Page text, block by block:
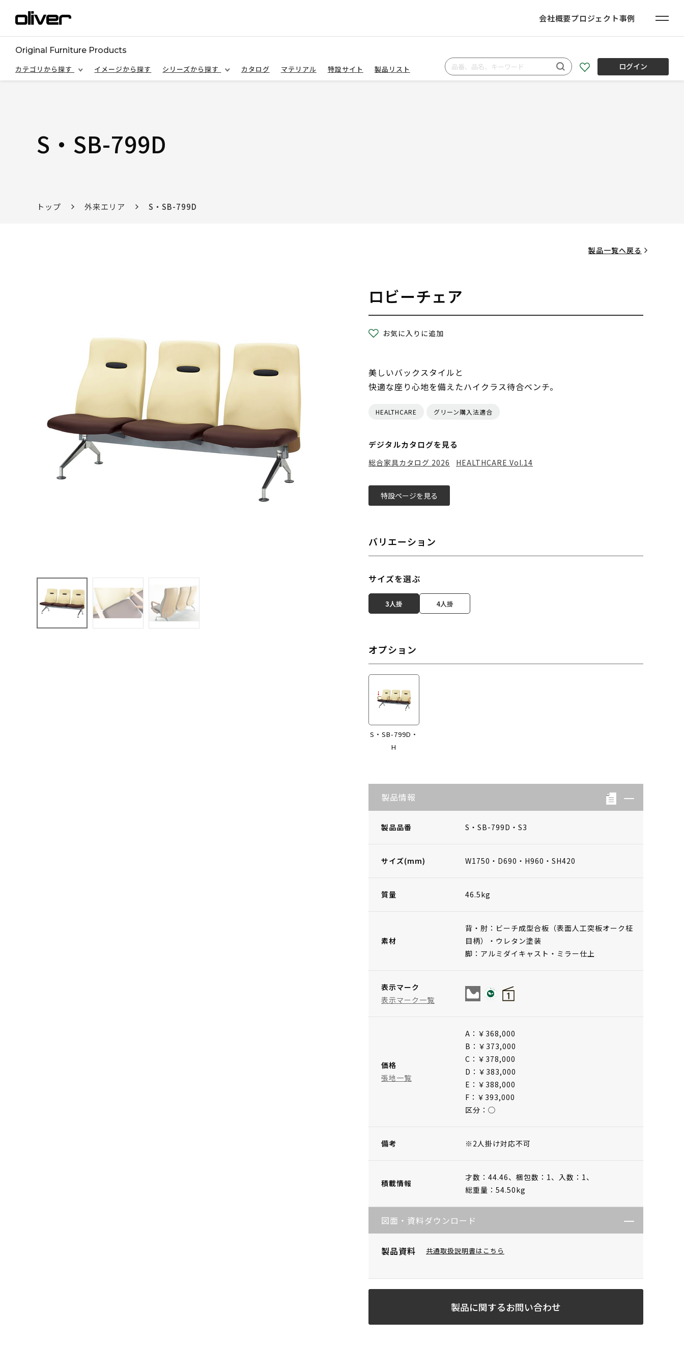
会社概要プロジェクト事例
Original Furniture Products
カテゴリから探す
イメージから探す シリーズから探す カタログ マテリアル 特設サイト 製品リスト ログイン
S・SB-799D
トップ 外来エリア S・SB-799D
製品一覧へ戻る
ロビーチェア
お気に入りに追加
美しいバックスタイルと
快適な座り心地を備えたハイクラス待合ベンチ。
HEALTHCARE グリーン購入法適合
デジタルカタログを見る
総合家具カタログ 2026 HEALTHCARE Vol.14
特設ページを見る
バリエーション
サイズを選ぶ
3人掛 4人掛
オプション
S・SB-799D・
H
製品情報
製品品番 S・SB-799D・S3
サイズ(mm) W1750・D690・H960・SH420
質量 46.5kg
素材
背・肘：ビーチ成型合板（表面人工突板オーク柾
目柄）・ウレタン塗装
脚：アルミダイキャスト・ミラー仕上
表示マーク
表示マーク一覧
価格
張地一覧
A：￥368,000
B：￥373,000
C：￥378,000
D：￥383,000
E：￥388,000
F：￥393,000
区分：◯
備考 ※2人掛け対応不可
積載情報
才数：44.46、 梱包数：1、 入数：1、
総重量：54.50kg
図面・資料ダウンロード
製品資料 共通取扱説明書はこちら
製品に関するお問い合わせ